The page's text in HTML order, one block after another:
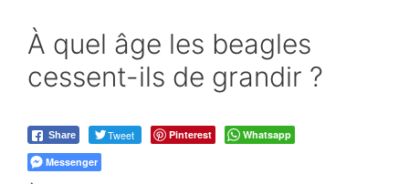
À quel âge les beagles
cessent-ils de grandir ?
Share Tweet Pinterest
Whatsapp
Messenger